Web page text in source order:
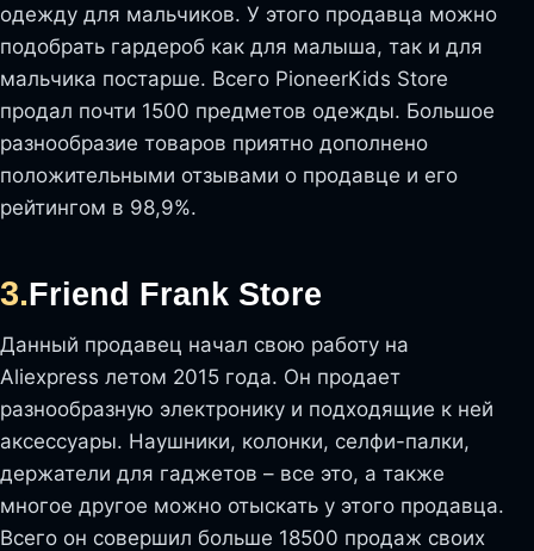
одежду для мальчиков. У этого продавца можно
подобрать гардероб как для малыша, так и для
мальчика постарше. Всего PioneerKids Store
продал почти 1500 предметов одежды. Большое
разнообразие товаров приятно дополнено
положительными отзывами о продавце и его
рейтингом в 98,9%.
3.Friend Frank Store
Данный продавец начал свою работу на
Aliexpress летом 2015 года. Он продает
разнообразную электронику и подходящие к ней
аксессуары. Наушники, колонки, селфи-палки,
держатели для гаджетов – все это, а также
многое другое можно отыскать у этого продавца.
Всего он совершил больше 18500 продаж своих